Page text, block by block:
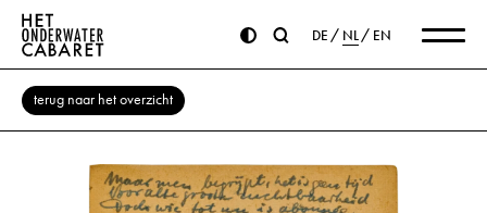
DE NL EN
terug naar het overzicht